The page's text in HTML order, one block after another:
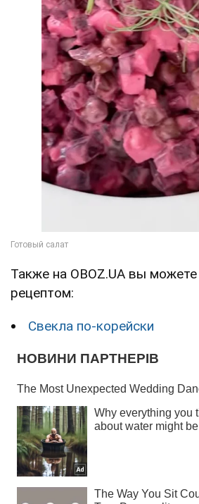
Также на OBOZ.UA вы
рецептом:
Свекла по-корейски